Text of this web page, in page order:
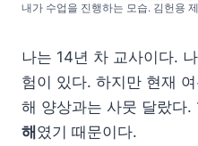
내가 수업을 진행하는 모습. 김헌용
나는 14년 차 교사이다.
험이 있다. 하지만 현재
해 양상과는 사뭇 달랐다.
해 였기 때문이다.